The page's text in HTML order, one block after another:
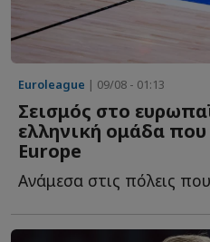
Euroleague | 09/08 - 01:13
Σεισμός στο
ελληνική ομάδα που
Europe